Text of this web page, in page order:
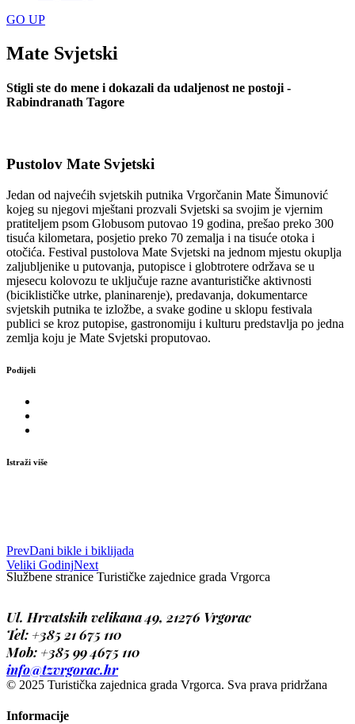
GO UP
Mate Svjetski
Stigli ste do mene i dokazali da udaljenost ne postoji -
Rabindranath Tagore
Pustolov Mate Svjetski
Jedan od najvećih svjetskih putnika Vrgorčanin Mate Šimunović
kojeg su njegovi mještani prozvali Svjetski sa svojim je vjernim
pratiteljem psom Globusom putovao 19 godina, prešao preko 300
tisuća kilometara, posjetio preko 70 zemalja i na tisuće otoka i
otočića. Festival pustolova Mate Svjetski na jednom mjestu okuplja
zaljubljenike u putovanja, putopisce i globtrotere održava se u
mjesecu kolovozu te uključuje razne avanturističke aktivnosti
(biciklističke utrke, planinarenje), predavanja, dokumentarce
svjetskih putnika te izložbe, a svake godine u sklopu festivala
publici se kroz putopise, gastronomiju i kulturu predstavlja po jedna
zemlja koju je Mate Svjetski proputovao.
Podijeli
Istraži više
PrevDani bikle i biklijada
Veliki GodinjNext
Službene stranice Turističke zajednice grada Vrgorca
Ul. Hrvatskih velikana 49, 21276 Vrgorac
Tel: +385 21675 110
Mob: +385 99 4675 110
info@tzvrgorac.hr
© 2025 Turistička zajednica grada Vrgorca. Sva prava pridržana
Informacije